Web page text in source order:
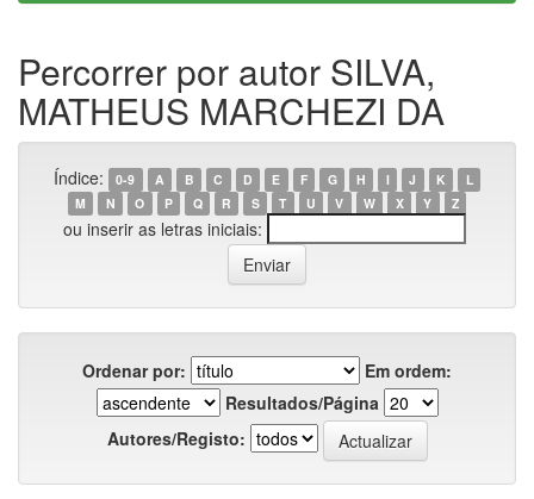
Percorrer por autor SILVA,
MATHEUS MARCHEZI DA
Índice: 0-9 A B C D E F G H I J K
L
M
N O P Q R S T U V W X Y Z
ou inserir as letras iniciais:
Ordenar por:
Em ordem:
Resultados/Página
Autores/Registo: